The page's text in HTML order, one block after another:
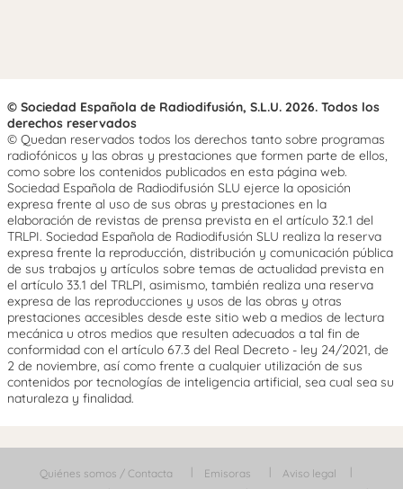
© Sociedad Española de Radiodifusión, S.L.U. 2026. Todos los
derechos reservados
© Quedan reservados todos los derechos tanto sobre programas
radiofónicos y las obras y prestaciones que formen parte de ellos,
como sobre los contenidos publicados en esta página web.
Sociedad Española de Radiodifusión SLU ejerce la oposición
expresa frente al uso de sus obras y prestaciones en la
elaboración de revistas de prensa prevista en el artículo 32.1 del
TRLPI. Sociedad Española de Radiodifusión SLU realiza la reserva
expresa frente la reproducción, distribución y comunicación pública
de sus trabajos y artículos sobre temas de actualidad prevista en
el artículo 33.1 del TRLPI, asimismo, también realiza una reserva
expresa de las reproducciones y usos de las obras y otras
prestaciones accesibles desde este sitio web a medios de lectura
mecánica u otros medios que resulten adecuados a tal fin de
conformidad con el artículo 67.3 del Real Decreto - ley 24/2021, de
2 de noviembre, así como frente a cualquier utilización de sus
contenidos por tecnologías de inteligencia artificial, sea cual sea su
naturaleza y finalidad.
Quiénes somos / Contacta Emisoras
Aviso legal